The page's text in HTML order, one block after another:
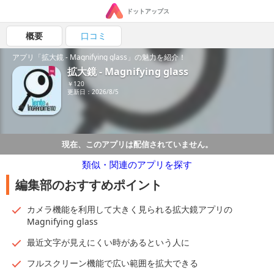
ドットアップス
概要 口コミ
アプリ「拡大鏡 - Magnifying glass」の魅力を紹介！
拡大鏡 - Magnifying glass
￥120
更新日：2026/8/5
現在、このアプリは配信されていません。
類似・関連のアプリを探す
編集部のおすすめポイント
カメラ機能を利用して大きく見られる拡大鏡アプリの
Magnifying glass
最近文字が見えにくい時があるという人に
フルスクリーン機能で広い範囲を拡大できる